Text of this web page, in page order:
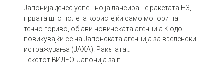
Јапонија денес успешно ја лансираше ракетата H3,
првата што полета користејќи само мотори на
течно гориво, објави новинската агенција Кјодо,
повикувајќи се на Јапонската агенција за вселенски
истражувања (JAXA). Ракетата…
Текстот ВИДЕО: Јапонија за п…